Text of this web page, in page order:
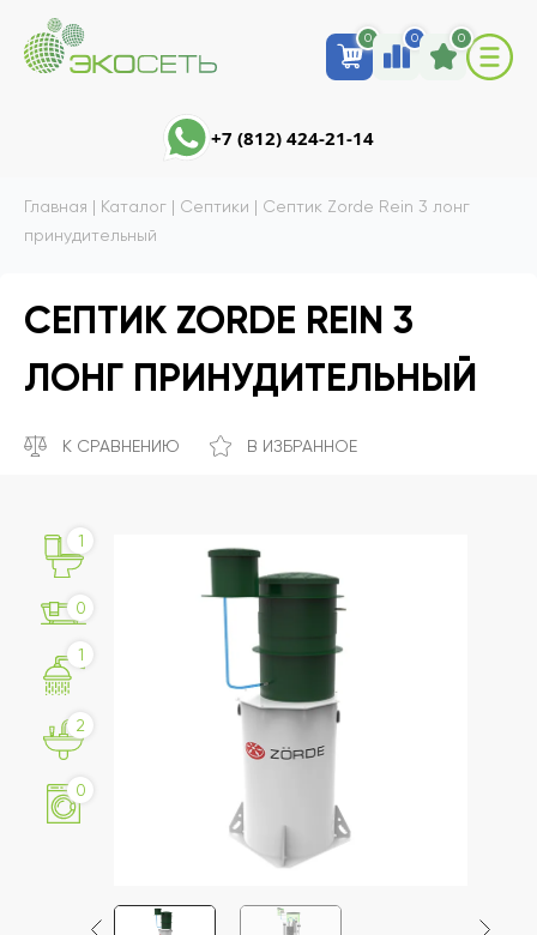
0 0 0
+7 (812) 424-21-14
Главная | Каталог | Септики | Септик Zorde Rein 3 лонг
принудительный
СЕПТИК ZORDE REIN 3
ЛОНГ ПРИНУДИТЕЛЬНЫЙ
К СРАВНЕНИЮ В ИЗБРАННОЕ
1
0
1
2
0